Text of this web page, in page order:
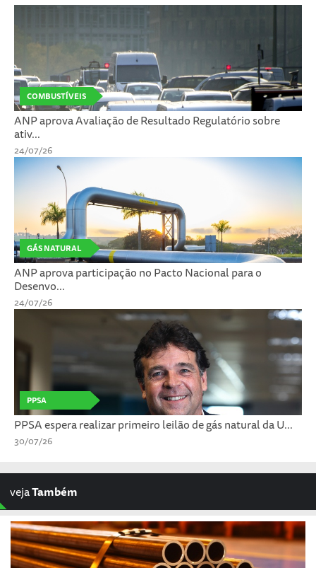
COMBUSTÍVEIS
ANP aprova Avaliação de Resultado Regulatório sobre
ativ...
24/07/26
GÁS NATURAL
ANP aprova participação no Pacto Nacional para o
Desenvo...
24/07/26
PPSA
PPSA espera realizar primeiro leilão de gás natural da U...
30/07/26
vejaTambém